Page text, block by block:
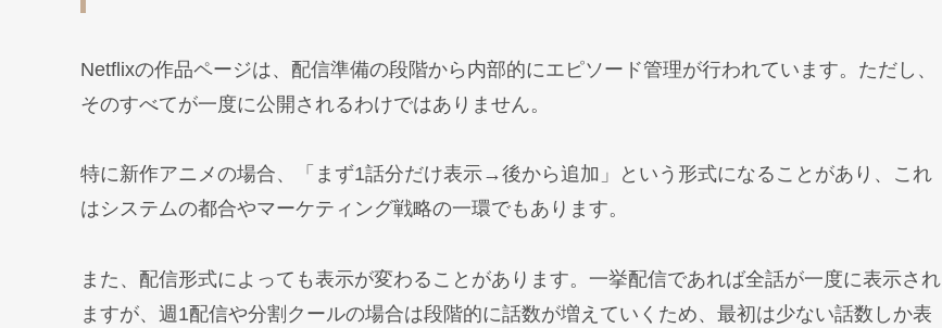
Netflixの作品ページは、配信準備の段階から内部的にエピソード管理が行われています。ただし、
そのすべてが一度に公開されるわけではありません。
特に新作アニメの場合、「まず1話分だけ表示→後から追加」という形式になることがあり、これ
はシステムの都合やマーケティング戦略の一環でもあります。
また、配信形式によっても表示が変わることがあります。一挙配信であれば全話が一度に表示され
ますが、週1配信や分割クールの場合は段階的に話数が増えていくため、最初は少ない話数しか表